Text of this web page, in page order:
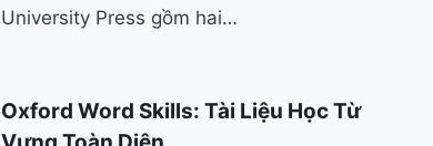
University Press gồm hai…
Oxford Word Skills: Tài Liệu Học Từ